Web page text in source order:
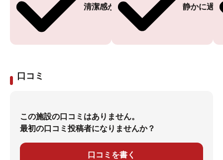
清潔感がある 静かに過
口コミ
この施設の口コミはありません。
最初の口コミ投稿者になりませんか？
口コミを書く